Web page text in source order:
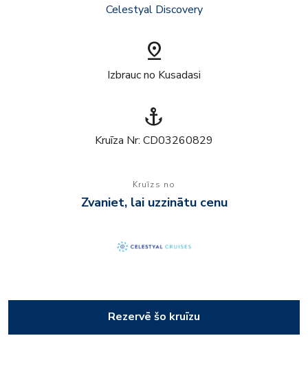
Celestyal Discovery
pin_drop
Izbrauc no Kusadasi
anchor
Kruīza Nr: CD03260829
Kruīzs no
Zvaniet, lai uzzinātu cenu
Rezervē šo kruīzu